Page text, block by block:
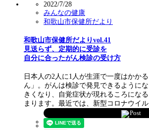
2022/7/28
みんなの健康
和歌山市保健所だより
和歌山市保健所だよりvol.41
見送らず、定期的に受診を
自分に合ったがん検診の受け方
日本人の2人に1人が生涯で一度はかか
ん」。がんは検診で発見できるように
きくなり、自覚症状が現れるころにな
まります。最近では、新型コロナウイ
Post